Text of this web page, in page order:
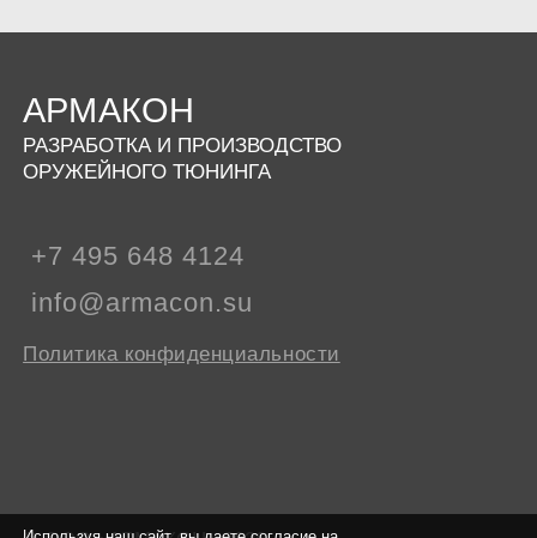
АРМАКОН
РАЗРАБОТКА И ПРОИЗВОДСТВО
ОРУЖЕЙНОГО ТЮНИНГА
+7 495 648 4124
info@armacon.su
Политика конфиденциальности